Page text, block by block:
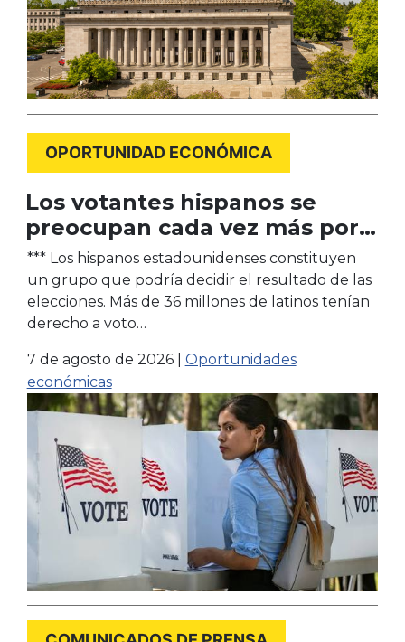
OPORTUNIDAD ECONÓMICA
Los votantes hispanos se
preocupan cada vez más por
los temas cotidianos
*** Los hispanos estadounidenses constituyen
un grupo que podría decidir el resultado de las
elecciones. Más de 36 millones de latinos tenían
derecho a voto…
7 de agosto de 2026| Oportunidades
económicas